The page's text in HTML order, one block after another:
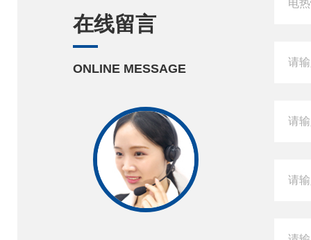
在线留言
ONLINE MESSAGE